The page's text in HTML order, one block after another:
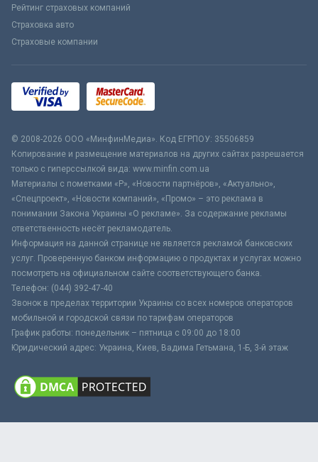
Рейтинг страховых компаний
Страховка авто
Страховые компании
© 2008-2026 ООО «МинфинМедиа». Код ЕГРПОУ: 35506859
Копирование и размещение материалов на других сайтах разрешается
только с гиперссылкой вида: www.minfin.com.ua
Материалы с пометками «Р», «Новости партнёров», «Актуально»,
«Спецпроект», «Новости компаний», «Промо» – это реклама в
понимании Закона Украины «О рекламе». За содержание рекламы
ответственность несёт рекламодатель.
Информация на данной странице не является рекламой банковских
услуг. Проверенную банком информацию о продуктах и услугах можно
посмотреть на официальном сайте соответствующего банка.
Телефон: (044) 392-47-40
Звонок в пределах территории Украины со всех номеров операторов
мобильной и городской связи по тарифам операторов
График работы: понедельник – пятница с 09:00 до 18:00
Юридический адрес: Украина, Киев, Вадима Гетьмана, 1-Б, 3-й этаж